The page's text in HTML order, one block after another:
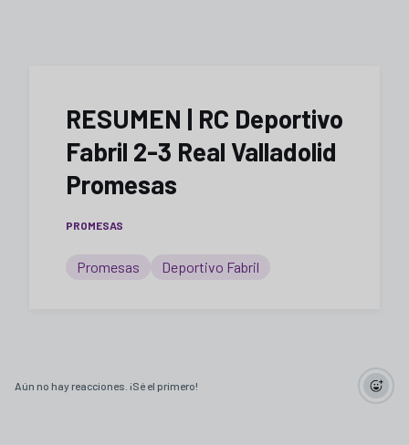
RESUMEN | RC Deportivo
Fabril 2-3 Real Valladolid
Promesas
PROMESAS
Promesas Deportivo Fabril
Aún no hay reacciones. ¡Sé el primero!